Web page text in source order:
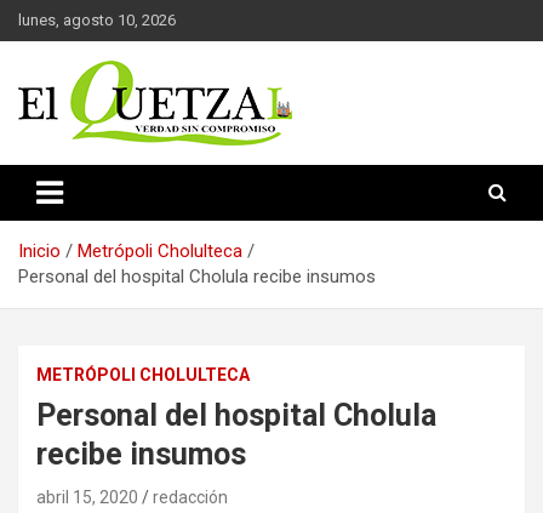
Saltar
al
lunes, agosto 10, 2026
El Quetzal de Cholula
Inicio
Metrópoli Cholulteca
Personal del hospital Cholula recibe insumos
METRÓPOLI CHOLULTECA
Personal del hospital Cholula
recibe insumos
abril 15, 2020 redacción